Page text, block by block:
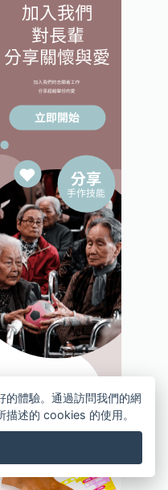
志願者招募計劃擎天柱廣告
體驗。通過訪問我們的網
述的 cookies 的使用。